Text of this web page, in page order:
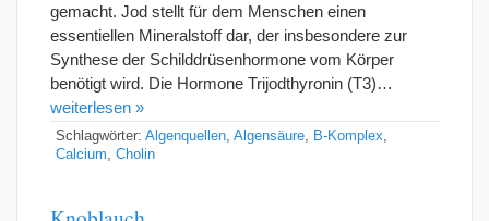
gemacht. Jod stellt für dem Menschen einen
essentiellen Mineralstoff dar, der insbesondere zur
Synthese der Schilddrüsenhormone vom Körper
benötigt wird. Die Hormone Trijodthyronin (T3)…
weiterlesen »
Schlagwörter: Algenquellen Algensäure B-Komplex
Calcium
Cholin